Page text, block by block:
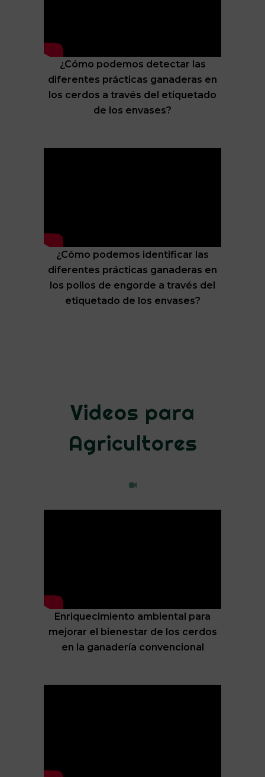
¿Cómo podemos detectar las
diferentes prácticas ganaderas en
los cerdos a través del etiquetado
de los envases?
¿Cómo podemos identificar las
diferentes prácticas ganaderas en
los pollos de engorde a través del
etiquetado de los envases?
Videos para
Agricultores
Enriquecimiento ambiental para
mejorar el bienestar de los cerdos
en la ganadería convencional